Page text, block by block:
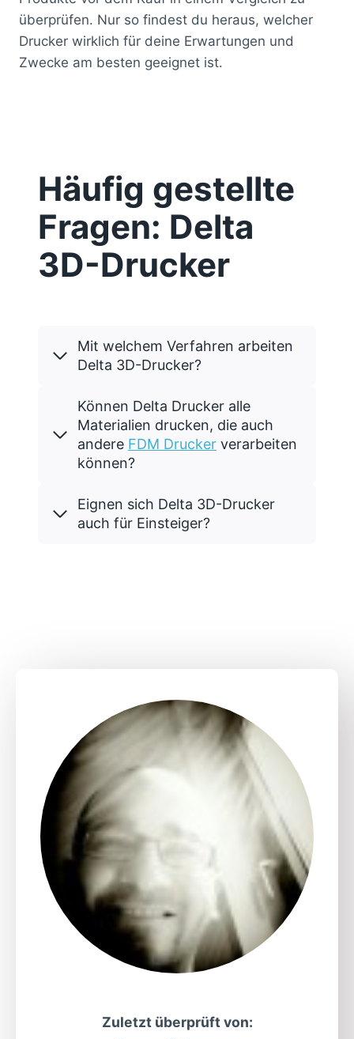
überprüfen. Nur so findest du heraus, welcher
Drucker wirklich für deine Erwartungen und
Zwecke am besten geeignet ist.
Häufig gestellte
Fragen: Delta
3D-Drucker
Mit welchem Verfahren arbeiten
Delta 3D-Drucker?
Können Delta Drucker alle
Materialien drucken, die auch
andere FDM Drucker verarbeiten
können?
Eignen sich Delta 3D-Drucker
auch für Einsteiger?
Zuletzt überprüft von: